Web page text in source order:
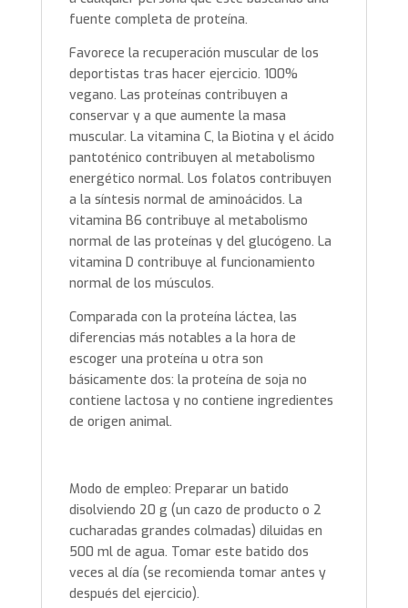
fuente completa de proteína.
Favorece la recuperación muscular de los
deportistas tras hacer ejercicio. 100%
vegano. Las proteínas contribuyen a
conservar y a que aumente la masa
muscular. La vitamina C, la Biotina y el ácido
pantoténico contribuyen al metabolismo
energético normal. Los folatos contribuyen
a la síntesis normal de aminoácidos. La
vitamina B6 contribuye al metabolismo
normal de las proteínas y del glucógeno. La
vitamina D contribuye al funcionamiento
normal de los músculos.
Comparada con la proteína láctea, las
diferencias más notables a la hora de
escoger una proteína u otra son
básicamente dos: la proteína de soja no
contiene lactosa y no contiene ingredientes
de origen animal.
Modo de empleo: Preparar un batido
disolviendo 20 g (un cazo de producto o 2
cucharadas grandes colmadas) diluidas en
500 ml de agua. Tomar este batido dos
veces al día (se recomienda tomar antes y
después del ejercicio).